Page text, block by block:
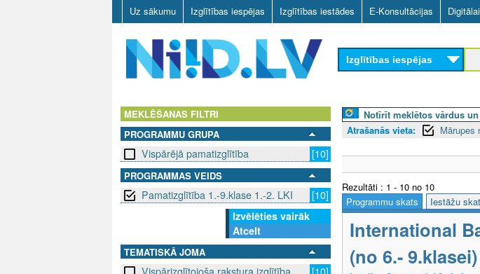
Skip
to
main
content
Uz sākumu Izglītības iespējas Izglītības iestādes E-Konsultācijas
D
V
Izglītības iespējas
MEKLĒŠANAS FILTRI
PROGRAMMU GRUPA
Vispārējā pamatizglītība [10]
PROGRAMMAS VEIDS
Pamatizglītība 1.-9.klase 1.-2. LKI
[10]
Izvēlēties vairāk
Atcelt
TEMATISKĀ JOMA
Notīrīt meklētos vārdus
Atrašanās vieta:
Mārupes
Rezultāti : 1 - 10 no 10
Programmu skats
Iestāžu
International
(no 6.- 9.klasei)